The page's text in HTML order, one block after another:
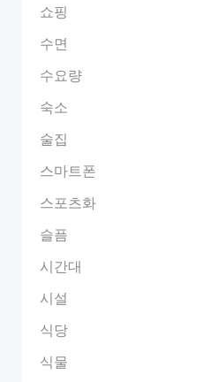
쇼핑
수면
수요량
숙소
술집
스마트폰
스포츠화
슬픔
시간대
시설
식당
식물